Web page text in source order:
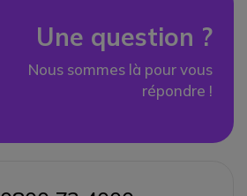
Une question ?
Nous sommes là pour vous
répondre !